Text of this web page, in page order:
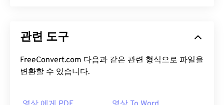
관련 도구
FreeConvert.com 다음과 같은 관련 형식으로 파일을
변환할 수 있습니다.